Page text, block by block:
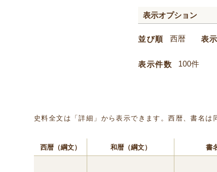
表示オプション
並び順 表
表示件数
史料全文は「詳細」から表示できます。西暦、書名
西暦（綱文） 和暦（綱文） 書